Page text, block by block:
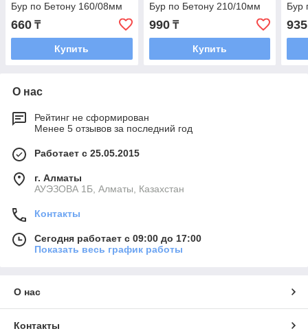
Бур по Бетону 160/08мм
660 ₸
Купить
Бур по Бетону 210/10мм
990₸
Купить
Бур
935
О нас
Рейтинг не сформирован
Менее 5 отзывов за последний год
Работает с 25.05.2015
г. Алматы
АУЭЗОВА 1Б, Алматы, Казахстан
Контакты
Сегодня работает с 09:00 до 17:00
Показать весь график работы
О нас
Контакты